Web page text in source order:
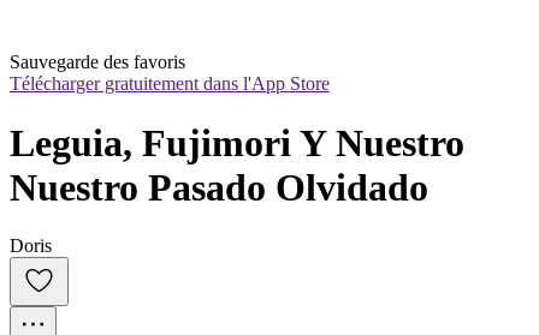
Sauvegarde des favoris
Télécharger gratuitement dans l'App Store
Leguia, Fujimori Y Nuestro
Nuestro Pasado Olvidado
Doris